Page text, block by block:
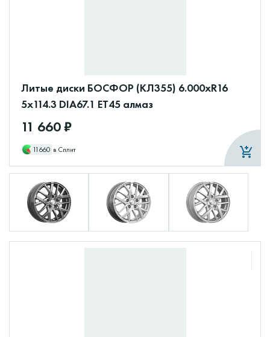
Литые диски БОСФОР (КЛ355) 6.000xR16
5x114.3 DIA67.1 ET45 алмаз
11 660 ₽
11660 в Сплит